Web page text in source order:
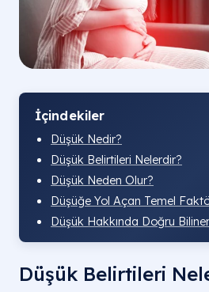
İçindekiler
Düşük Nedir?
Düşük Belirtileri Nelerdir?
Düşük Neden Olur​?
Düşüğe Yol Açan Temel
Düşük Hakkında Doğru
Düşük Belirtileri